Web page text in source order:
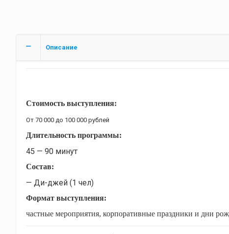
Описание
Стоимость выступления:
От 70 000 до 100 000 рублей
Длительность программы:
45 — 90 минут
Состав:
— Ди-джей (1 чел)
Формат выступления:
частные мероприятия, корпоративные праздники и дни